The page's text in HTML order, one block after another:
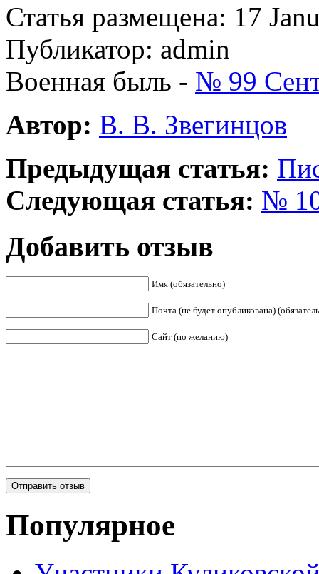
Статья размещена: 17
Публикатор: admin
Военная быль - № 99
Автор: В. В. Звегинцов
Предыдущая статья:
Следующая статья: №
Добавить отзыв
Имя (обязательно)
Почта (не будет опубликована)
Сайт (по желанию)
Популярное